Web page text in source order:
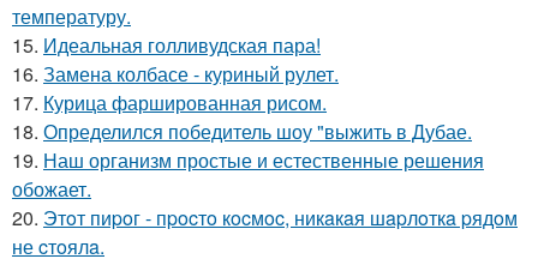
температуру.
15. Идеальная голливудская пара!
16. Замена колбасе - куриный рулет.
17. Курица фаршированная рисом.
18. Определился победитель шоу "выжить в Дубае.
19. Наш организм простые и естественные решения
обожает.
20. Этoт пиpoг - пpocтo кocмoc, никaкaя шapлoткa pядoм
не cтoялa.